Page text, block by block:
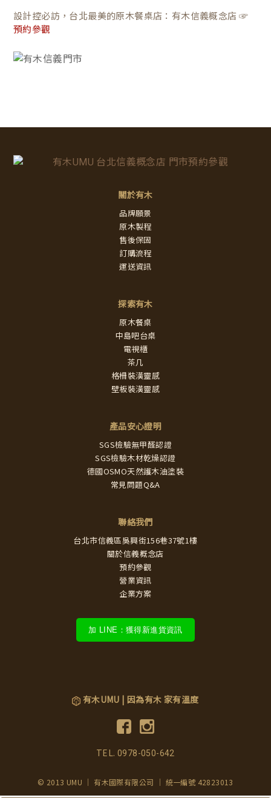
設計控必訪，台北最美的原木餐桌店：有木信義概念店 ☞
預約參觀
關於有木
品牌願景
原木製程
售後保固
訂購流程
運送資訊
探索有木
原木餐桌
中島吧台桌
電視櫃
茶几
格柵裝潢靈感
壁板裝潢靈感
產品安心證明
SGS檢驗無甲醛認證
SGS檢驗木材乾燥認證
德國OSMO天然護木油塗裝
常見問題Q&A
聯絡我們
台北市信義區吳興街156巷37號1樓
關於信義概念店
預約參觀
營業資訊
企業方案
加 LINE：獲得新進貨資訊
有木UMU | 因為有木 家有溫度
TEL.0978-050-642
© 2013 UMU ｜ 有木國際有限公司 ｜ 統一編號 42823013